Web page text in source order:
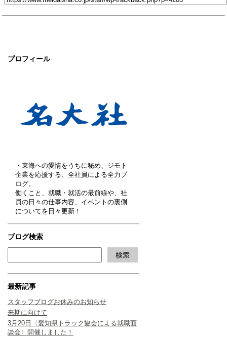
プロフィール
・東海への愛情をうちに秘め、ジモト
企業を応援する、全社員による全力ブ
ログ。
働くこと、就職・就活の最前線や、社
員の日々の仕事内容、イベントの裏側
についてを日々更新！
ブログ検索
最新記事
スタッフブログお休みのお知らせ
来期に向けて
3月20日〈愛知県トラック協会による就職面
談会〉開催しました！